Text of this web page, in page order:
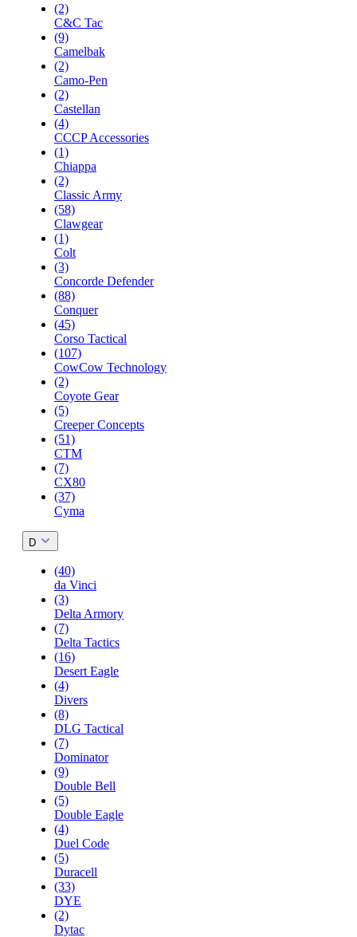
(2)
C&C Tac
(9)
Camelbak
(2)
Camo-Pen
(2)
Castellan
(4)
CCCP Accessories
(1)
Chiappa
(2)
Classic Army
(58)
Clawgear
(1)
Colt
(3)
Concorde Defender
(88)
Conquer
(45)
Corso Tactical
(107)
CowCow Technology
(2)
Coyote Gear
(5)
Creeper Concepts
(51)
CTM
(7)
CX80
(37)
Cyma
D
(40)
da Vinci
(3)
Delta Armory
(7)
Delta Tactics
(16)
Desert Eagle
(4)
Divers
(8)
DLG Tactical
(7)
Dominator
(9)
Double Bell
(5)
Double Eagle
(4)
Duel Code
(5)
Duracell
(33)
DYE
(2)
Dytac